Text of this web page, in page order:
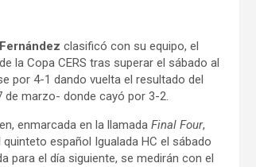
clasificó con su equipo, el
la Copa CERS tras superar el sábado al
por 4-1 dando vuelta el resultado del
marzo- donde cayó por 3-2.
enmarcada en la llamada Final Four,
español Igualada HC el sábado
para el día siguiente, se medirán con el